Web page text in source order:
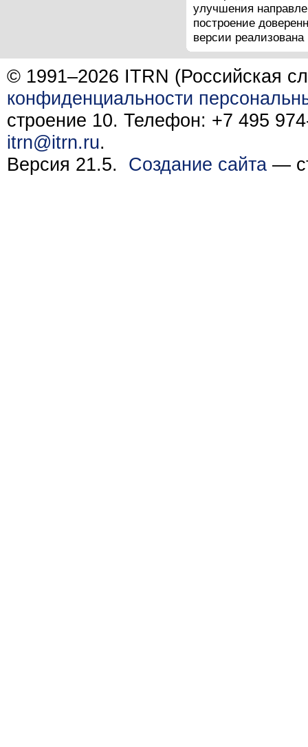
улучшения
построение
версии
© 1991–2026 ITRN (Российская
конфиденциальности
строение 10. Телефон: +7 495
itrn@itrn.ru.
Версия 21.5. Создание сайта —